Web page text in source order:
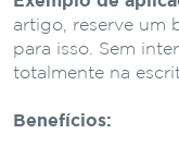
artigo, reserve um
para isso. Sem
totalmente na
Benefícios: